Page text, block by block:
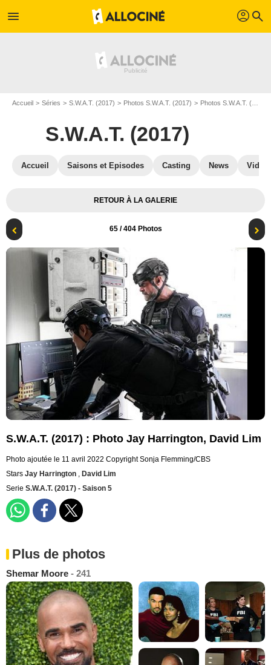
menu profil search
Accueil Séries S.W.A.T. (2017) Photos S.W.A.T. (2017) Photos S.W.A.T. (2017) S05
S.W.A.T. (2017)
Accueil Saisons et Episodes Casting News
RETOUR À LA GALERIE
65/ 404 Photos
S.W.A.T. (2017) : Photo Jay Harrington, David Lim
Photo ajoutée le 11 avril 2022 Copyright Sonja Flemming/CBS
Stars Jay Harrington , David Lim
Serie S.W.A.T. (2017) - Saison 5
Plus de photos
Shemar Moore - 241